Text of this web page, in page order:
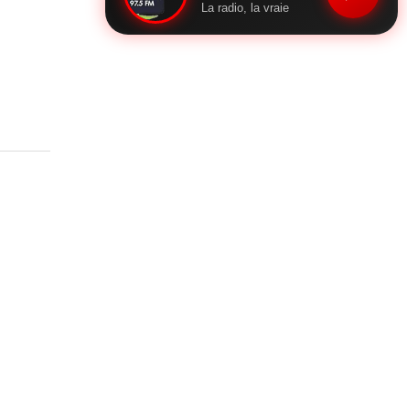
La radio, la vraie